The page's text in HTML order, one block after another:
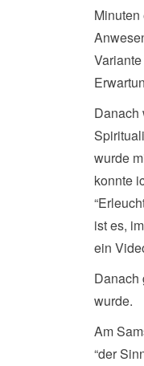
Danach
wurde
konnte
ist es,
ein
Danach
wurde.
Am
“der